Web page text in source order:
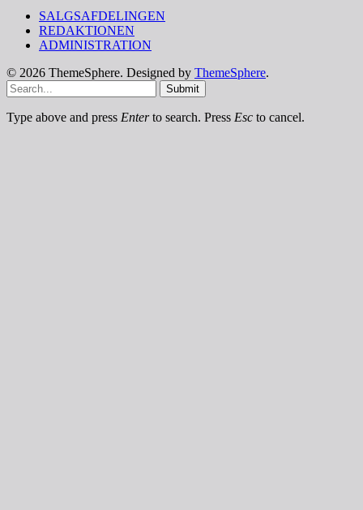
SALGSAFDELINGEN
REDAKTIONEN
ADMINISTRATION
© 2026 ThemeSphere. Designed by ThemeSphere.
Submit
Type above and press Enterto search. Press Esc to cancel.